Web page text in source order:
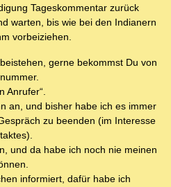
Tageskommentar zurück
warten, bis wie bei den Indianern
vorbeiziehen.
gerne bekommst Du von
Anrufer“.
an, und bisher habe ich es immer
zu beenden (im Interesse
und da habe ich noch nie meinen
informiert, dafür habe ich